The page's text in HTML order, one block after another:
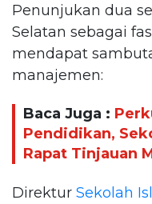
Penunjukan dua
Selatan sebagai
mendapat
manajemen:
Baca Juga :
Pendidikan,
Rapat Tinjauan
Direktur Sekolah